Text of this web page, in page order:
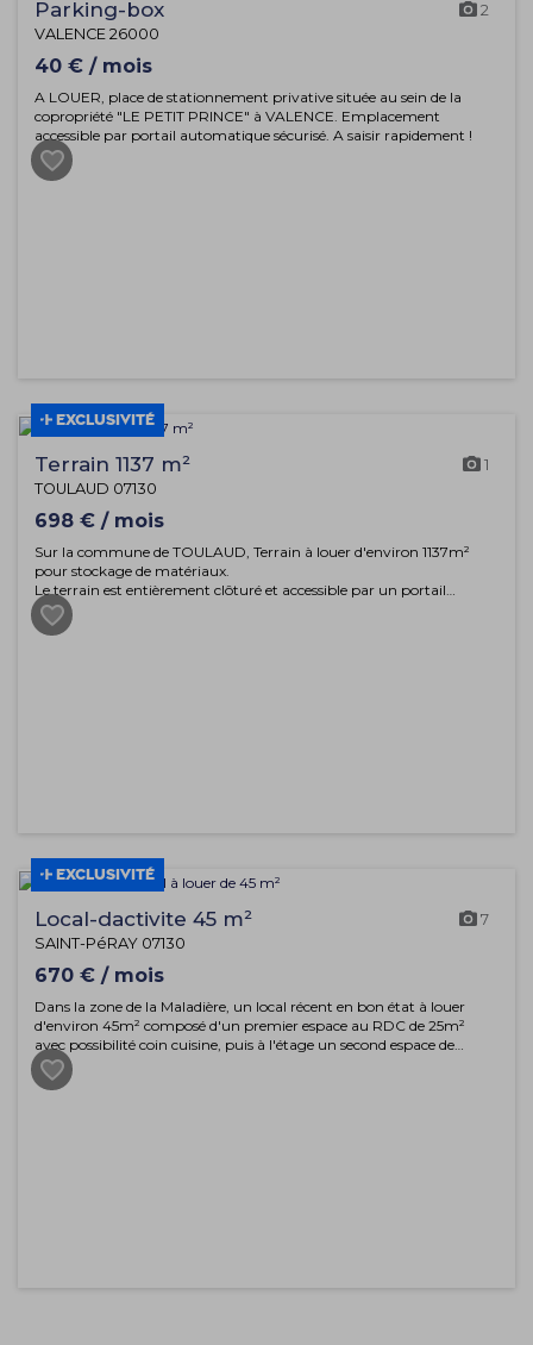
Parking-box 2
VALENCE 26000
40 € / mois
A LOUER, place de stationnement privative située au sein de la
copropriété "LE PETIT PRINCE" à VALENCE. Emplacement
accessible par portail automatique sécurisé. A saisir rapidement !
EXCLUSIVITÉ
Terrain 1137 m² 1
TOULAUD 07130
698 € / mois
Sur la commune de TOULAUD, Terrain à louer d'environ 1137m²
pour stockage de matériaux.
Le terrain est entièrement clôturé et accessible par un portail
automatique.
EXCLUSIVITÉ
Local-dactivite 45 m² 7
SAINT-PéRAY 07130
670 € / mois
Dans la zone de la Maladière, un local récent en bon état à louer
d'environ 45m² composé d'un premier espace au RDC de 25m²
avec possibilité coin cuisine, puis à l'étage un second espace de
bureau avec une salle d'eau/WC.
Local lumineux avec vue dégagée.